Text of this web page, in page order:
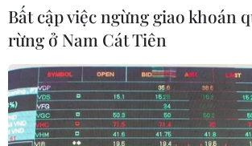
Bất cập việc ngừng giao khoán
rừng ở Nam Cát Tiên